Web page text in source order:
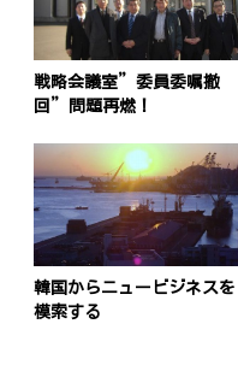
戦略会議室”委員委嘱撤
回”問題再燃！
韓国からニュービジネスを
模索する